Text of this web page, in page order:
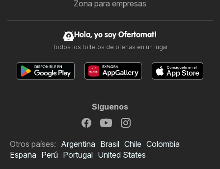
Zona para empresas
Hola, yo soy Ofertomat!
Todos los folletos de ofertas en un lugar
Síguenos
Otros países: Argentina Brasil Chile Colombia
España Perú Portugal United States